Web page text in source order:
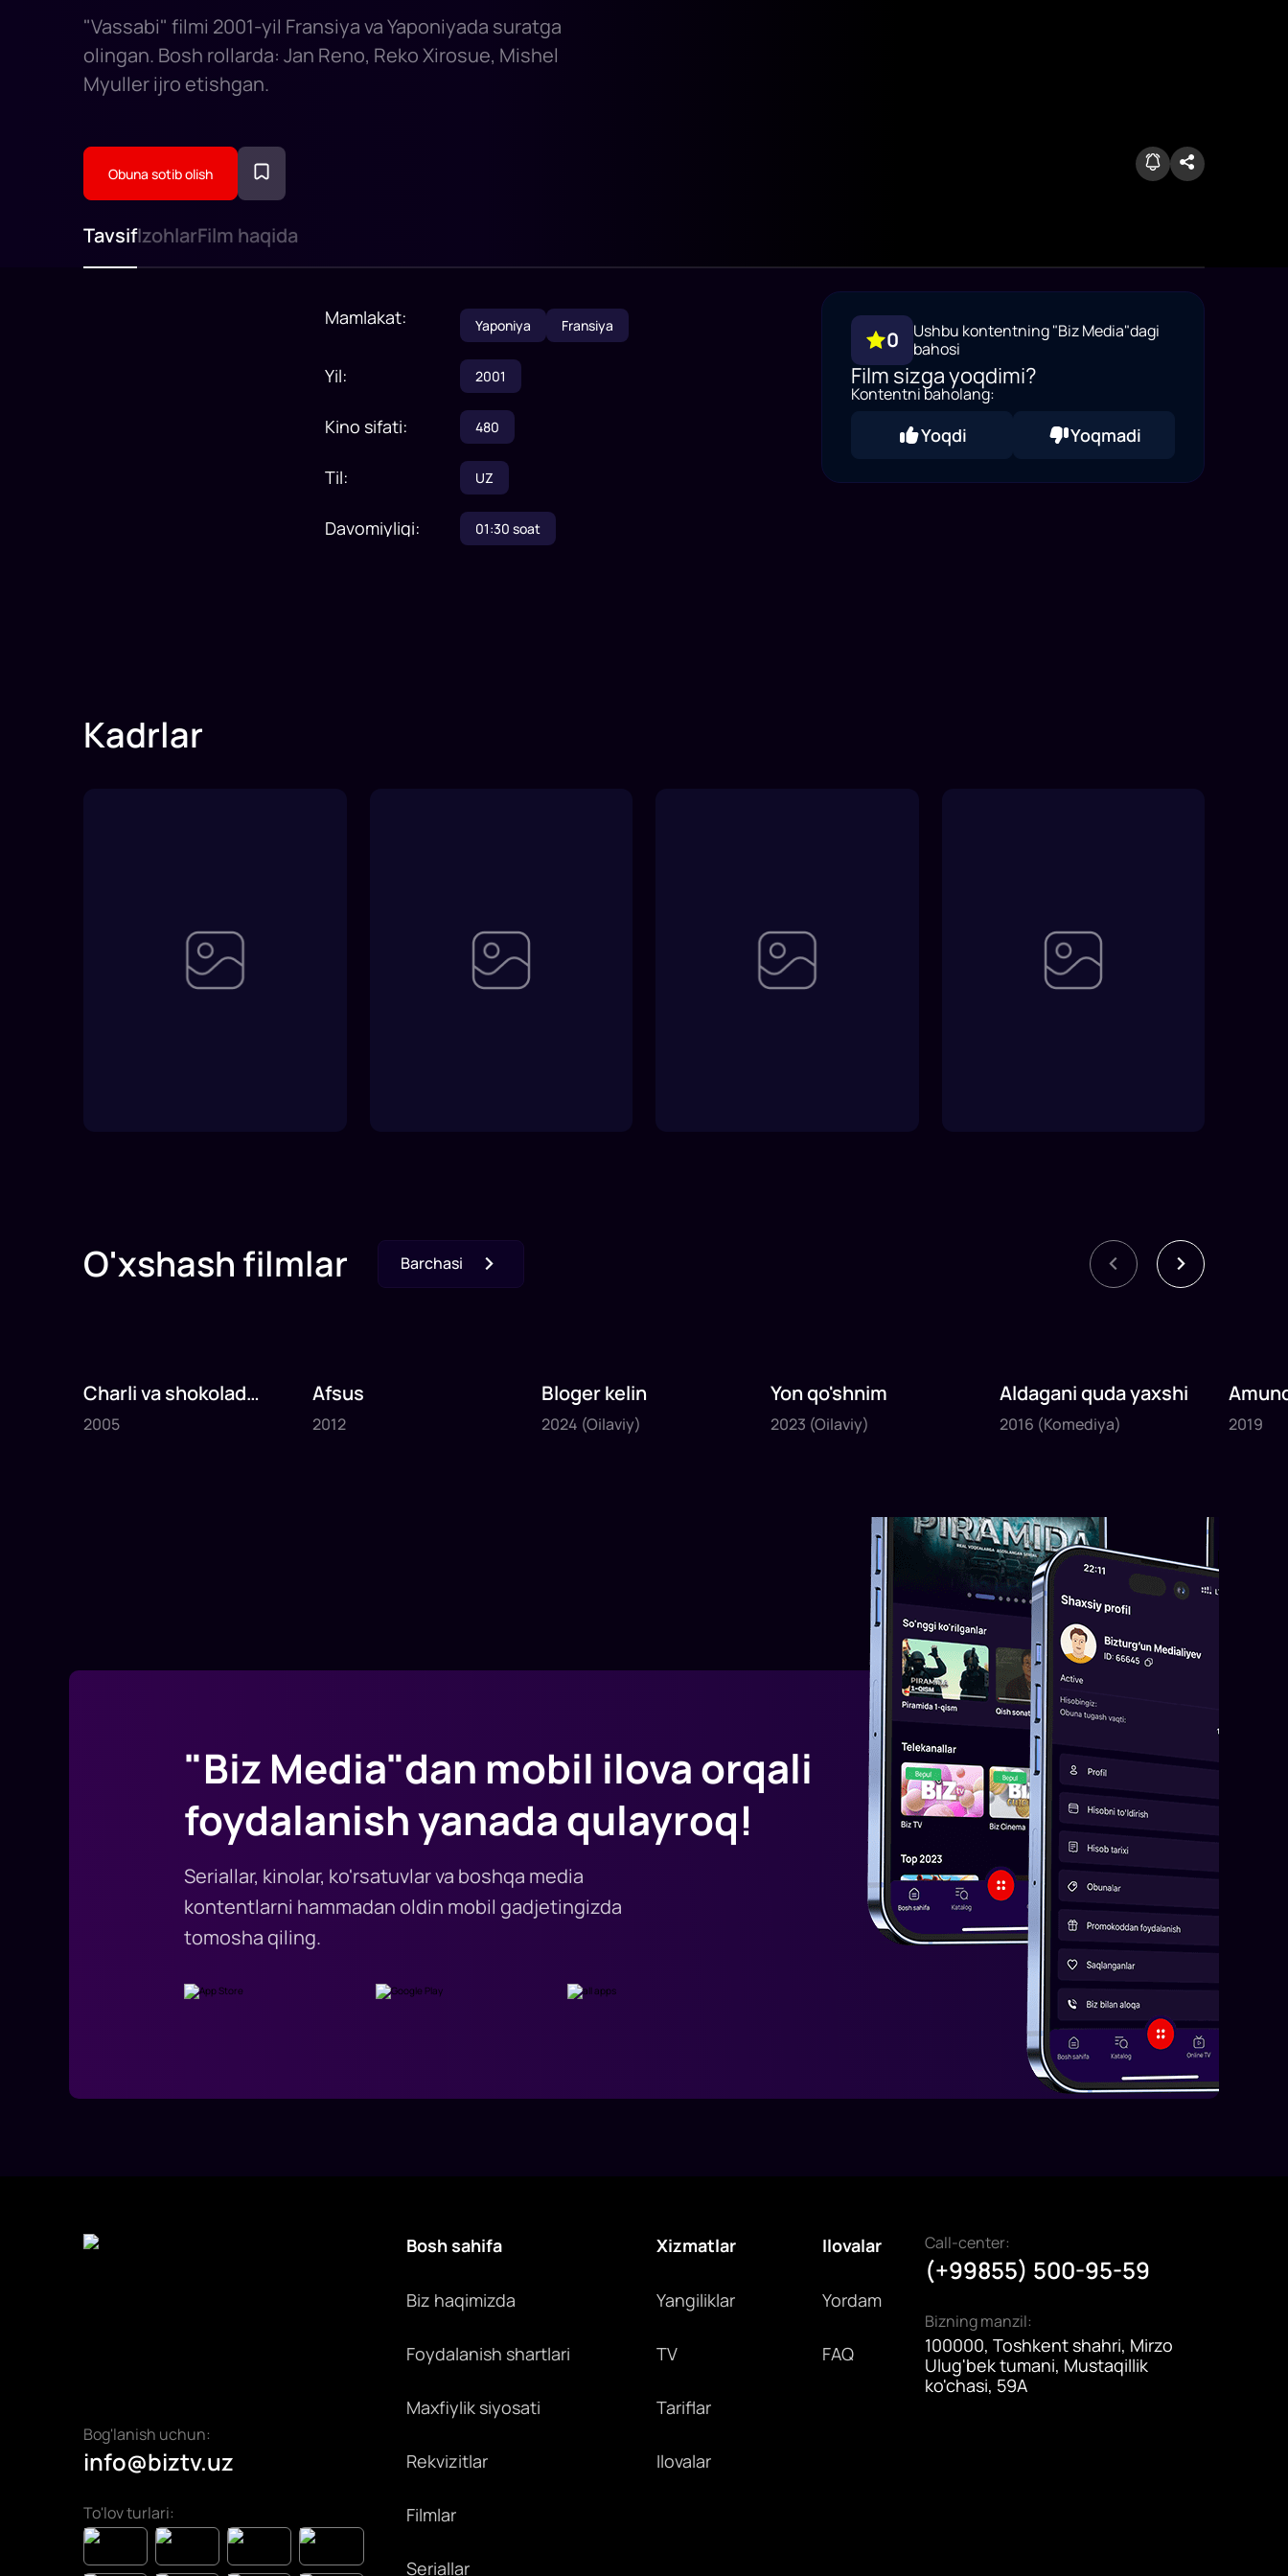
"Vassabi" filmi 2001-yil Fransiya va Yaponiyada suratga
olingan. Bosh rollarda: Jan Reno, Reko Xirosue, Mishel
Myuller ijro etishgan.
Obuna sotib olish
TavsifIzohlarFilm haqida
Mamlakat: Yaponiya Fransiya
Yil: 2001
Kino sifati: 480
Til: UZ
Davomiyligi: 01:30 soat
0
Ushbu kontentning "Biz Media"dagi
bahosi
Film sizga yoqdimi?
Kontentni baholang:
Yoqdi Yoqmadi
Kadrlar
O'xshash filmlar Barchasi
2005
1x75
Charli va shokolad
fabrikasi
2005
2012
1x80
Afsus
2012
2024
1x35daq.
Bloger kelin
2024 (Oilaviy)
2023
1x40daq.
Yon qo'shnim
2023 (Oilaviy)
2016
1x82daq.
Aldagani quda yaxshi
2016 (Komediya)
2019
1x120
2019
"Biz Media"dan mobil ilova orqali
foydalanish yanada qulayroq!
Seriallar, kinolar, ko'rsatuvlar va boshqa media
kontentlarni hammadan oldin mobil gadjetingizda
tomosha qiling.
Bog'lanish uchun:
info@biztv.uz
To'lov turlari:
Bosh sahifa
Biz haqimizda
Foydalanish shartlari
Maxfiylik siyosati
Rekvizitlar
Filmlar
Seriallar
Xizmatlar
Yangiliklar
TV
Tariflar
Ilovalar
Ilovalar
Yordam
FAQ
Call-center:
(+99855) 500-95-59
Bizning manzil:
100000, Toshkent shahri, Mirzo
Ulug'bek tumani, Mustaqillik
ko'chasi, 59A